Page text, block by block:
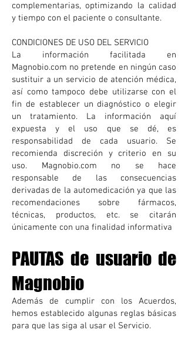
complementarias, optimizando la calidad
y tiempo con el paciente o consultante.
CONDICIONES DE USO DEL SERVICIO
La información facilitada en
Magnobio.com no pretende en ningún caso
sustituir a un servicio de atención médica,
así como tampoco debe utilizarse con el
fin de establecer un diagnóstico o elegir
un tratamiento. La información aquí
expuesta y el uso que se dé, es
responsabilidad de cada usuario. Se
recomienda discreción y criterio en su
uso. Magnobio.com no se hace
responsable de las consecuencias
derivadas de la automedicación ya que las
recomendaciones sobre fármacos,
técnicas, productos, etc. se citarán
únicamente con una finalidad informativa
PAUTASde usuario de
Magnobio
Además de cumplir con los Acuerdos,
hemos establecido algunas reglas básicas
para que las siga al usar el Servicio.